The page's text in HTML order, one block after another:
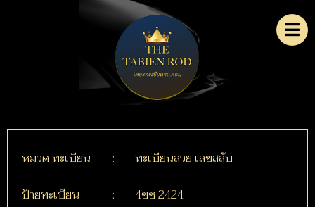
หมวด ทะเบียน :
ทะเบียนสวย เลขสลับ
ป้ายทะเบียน
:
4ขช 2424